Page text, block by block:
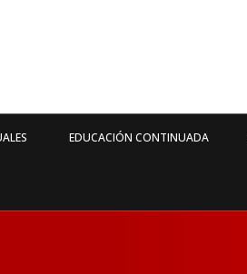
EDUCACIÓN CONTINUADA